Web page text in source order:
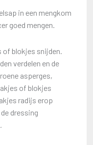
in een mengkom
goed mengen.
blokjes snijden.
verdelen en de
asperges,
of blokjes
radijs erop
dressing